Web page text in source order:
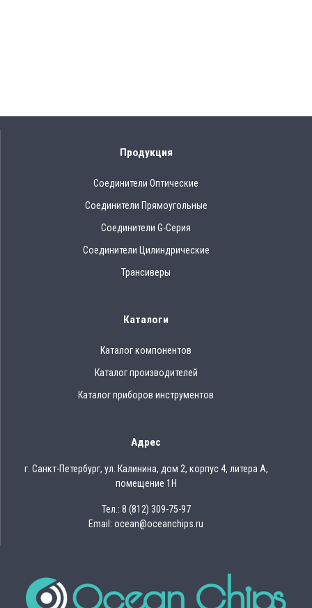
Продукция
Соединители Оптические
Соединители Прямоугольные
Соединители G-Серия
Соединители Цилиндрические
Трансиверы
Каталоги
Каталог компонентов
Каталог производителей
Каталог приборов инструментов
Адрес
г. Санкт-Петербург, ул. Калинина, дом 2, корпус 4, литера А,
помещение 1Н
Тел.: 8 (812) 309-75-97
Email: ocean@oceanchips.ru